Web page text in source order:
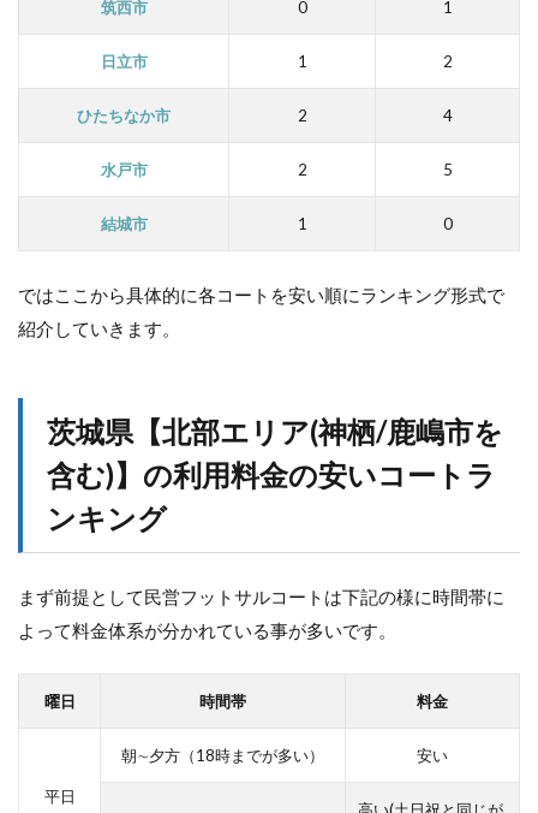
筑西市 0 1
日立市 1 2
ひたちなか市 2 4
水戸市 2 5
結城市 1 0
ではここから具体的に各コートを安い順にランキング形式で
紹介していきます。
茨城県【北部エリア(神栖/鹿嶋市を
含む)】の利用料金の安いコートラ
ンキング
まず前提として民営フットサルコートは下記の様に時間帯に
よって料金体系が分かれている事が多いです。
曜日 時間帯 料金
平日
朝∼夕方（18時までが多い） 安い
高い(土日祝と同じが